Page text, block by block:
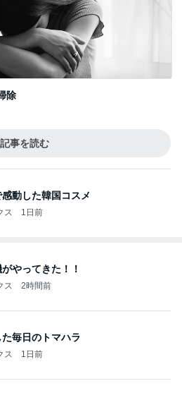
除
記事を読む
動した韓国コスメ
ス 1日前
やってきた！！
ス 2時間前
毎日のトマハラ
ス 1日前